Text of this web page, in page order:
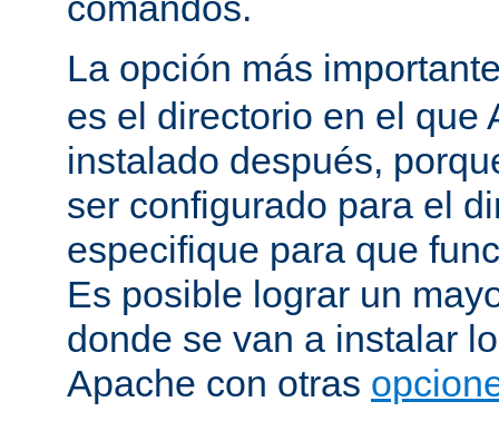
La opción más
es el directorio en el que
instalado después,
ser configurado para el
especifique para que
Es posible lograr un
donde se van a instalar
Apache con otras